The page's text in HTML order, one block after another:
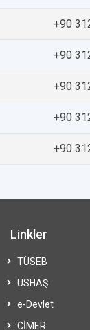
+90
+90
+90
+90
+90
Linkler
TÜSEB
USHAŞ
e-Devlet
CİMER